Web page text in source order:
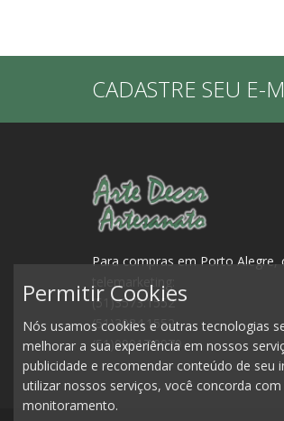
CADASTRE SEU E-
Para compras em Porto Alegre,
telemarketing:
(51)3573.1552
(51)3084.1552
(51)99917.0979
Permitir Cookies
Nós usamos cookies e outras tecnologias
melhorar a sua experiência em nossos
publicidade e recomendar conteúdo de seu
utilizar nossos serviços, você concorda com
monitoramento.